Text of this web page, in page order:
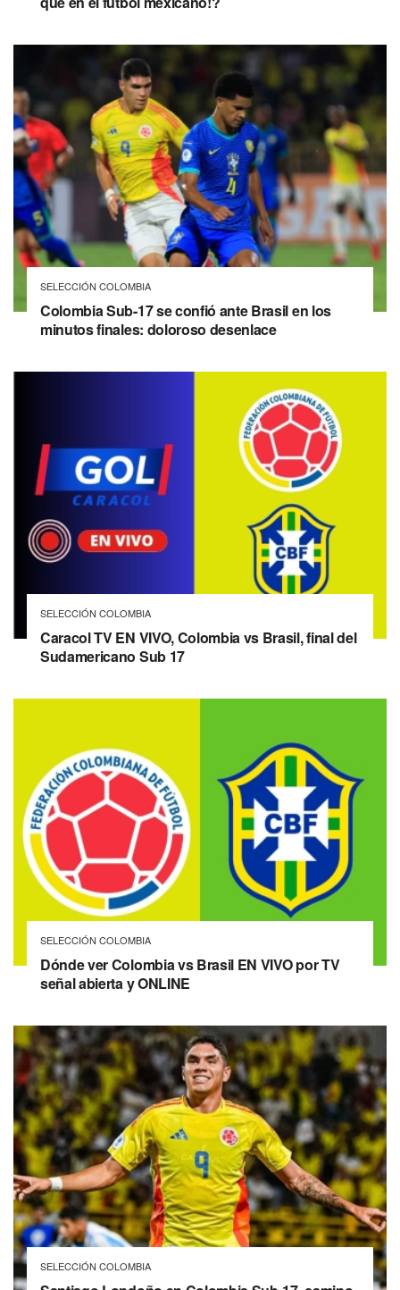
SELECCIÓN COLOMBIA
Colombia Sub-17 se confió ante Brasil en los
minutos finales: doloroso desenlace
SELECCIÓN COLOMBIA
Caracol TV EN VIVO, Colombia vs Brasil, final del
Sudamericano Sub 17
SELECCIÓN COLOMBIA
Dónde ver Colombia vs Brasil EN VIVO por TV
señal abierta y ONLINE
SELECCIÓN COLOMBIA